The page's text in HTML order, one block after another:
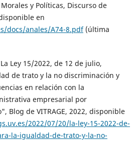
y Políticas, Discurso de
en
docs/anales/A74-8.pdf(última
Ley 15/2022, de 12 de julio,
de trato y la no discriminación y
en relación con la
empresarial por
Blog de VITRAGE, 2022, disponible
2022/07/20/la-ley-15-2022-de-
la-igualdad-de-trato-y-la-no-